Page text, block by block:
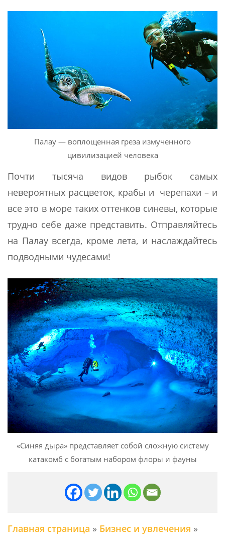
Палау — воплощенная греза измученного
цивилизацией человека
Почти тысяча видов рыбок самых
невероятных расцветок, крабы и черепахи – и
все это в море таких оттенков синевы, которые
трудно себе даже представить. Отправляйтесь
на Палау всегда, кроме лета, и наслаждайтесь
подводными чудесами!
«Синяя дыра» представляет собой сложную систему
катакомб с богатым набором флоры и фауны
Главная страница » Бизнес и увлечения »